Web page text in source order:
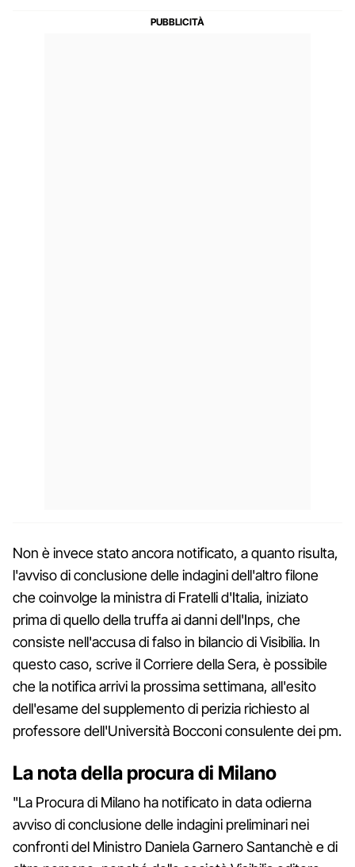
Non è invece stato ancora notificato, a quanto risulta,
l'avviso di conclusione delle indagini dell'altro filone
che coinvolge la ministra di Fratelli d'Italia, iniziato
prima di quello della truffa ai danni dell'Inps, che
consiste nell'accusa di falso in bilancio di Visibilia. In
questo caso, scrive il Corriere della Sera, è possibile
che la notifica arrivi la prossima settimana, all'esito
dell'esame del supplemento di perizia richiesto al
professore dell'Università Bocconi consulente dei pm.
La nota della procura di Milano
"La Procura di Milano ha notificato in data odierna
avviso di conclusione delle indagini preliminari nei
confronti del Ministro Daniela Garnero Santanchè e di